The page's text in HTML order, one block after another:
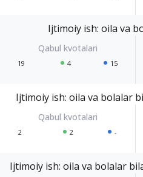
Ijtimoiy ish: oila va
19 4 15
Ijtimoiy ish: oila va bolalar
2 2 -
Ijtimoiy ish: oila va bolalar